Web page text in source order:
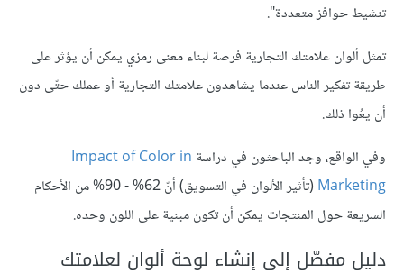
تنشيط حوافز متعددة".
تمثل ألوان علامتك التجارية فرصة لبناء معنى رمزي يمكن أن يؤثر على
طريقة تفكير الناس عندما يشاهدون علامتك التجارية أو عملك حتّى دون
أن يعُوا ذلك.
وفي الواقع، وجد الباحثون في دراسة Impact of Color in
Marketing
(تأثير الألوان في التسويق) أنّ 62% - 90% من الأحكام
السريعة حول المنتجات يمكن أن تكون مبنية على اللون وحده.
دليل مفصّل إلى إنشاء لوحة ألوان لعلامتك